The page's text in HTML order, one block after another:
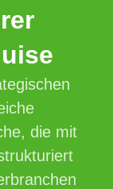
die mit